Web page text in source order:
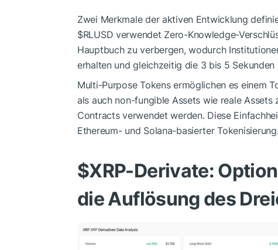
Zwei Merkmale der aktiven Entwicklung
$RLUSD verwendet Zero-Knowledge-
Hauptbuch zu verbergen, wodurch
erhalten und gleichzeitig die 3 bis 5 Sekunden
Multi-Purpose Tokens ermöglichen es einem
als auch non-fungible Assets wie reale
Contracts verwendet werden. Diese
Ethereum- und Solana-basierter Tokenisierung.
$XRP-Derivate:
die Auflösung des